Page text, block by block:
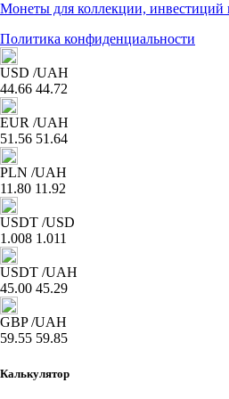
Монеты для коллекции, инвестиций
Политика конфиденциальности
USD /UAH
44.66 44.72
EUR /UAH
51.56 51.64
PLN /UAH
11.80 11.92
USDT /USD
1.008 1.011
USDT /UAH
45.00 45.29
GBP /UAH
59.55 59.85
Калькулятор